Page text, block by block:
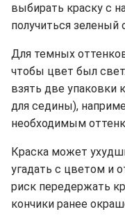
выбирать краску с
получиться зеленый
Для темных
чтобы цвет был
взять две упаковки
для седины),
необходимым
Краска может
угадать с цветом и
риск передержать
кончики ранее